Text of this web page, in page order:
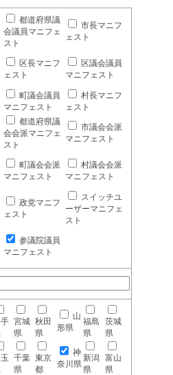
都道府県議
会議員マニフェ
スト
市長マニフ
ェスト
区長マニフ
ェスト
区議会議員
マニフェスト
町議会議員
マニフェスト
村長マニフ
ェスト
都道府県議
会会派マニフェ
スト
市議会会派
マニフェスト
町議会会派
マニフェスト
村議会会派
マニフェスト
政党マニフ
ェスト
スイッチユ
ーザーマニフェ
スト
参議院議員
マニフェスト
宮城
県
秋田
県
山
形県
福島
県
茨城
県
千葉
県
東京
都
神
奈川県
新潟
県
富山
県